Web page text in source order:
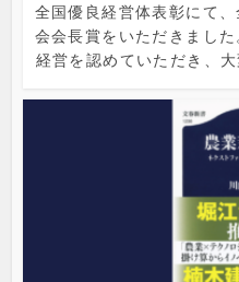
全国優良経営体表彰にて
会会長賞をいただきまし
経営を認めていただき、